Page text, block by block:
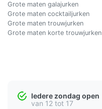
Grote maten galajurken
Grote maten cocktailjurken
Grote maten trouwjurken
Grote maten korte trouwjurken
Iedere zondag open
van 12 tot 17